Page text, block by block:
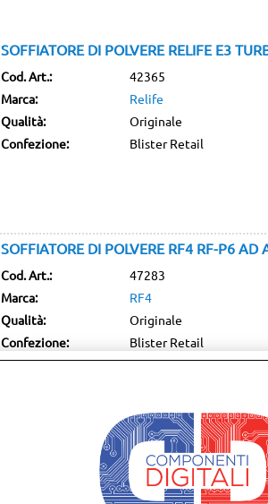
SOFFIATORE DI POLVERE RELIFE E3
Cod. Art.:
42365
Marca:
Relife
Qualità:
Originale
Confezione:
Blister Retail
SOFFIATORE DI POLVERE RF4 RF-P6 AD
Cod. Art.:
47283
Marca:
RF4
Qualità:
Originale
Confezione:
Blister Retail
SOFFIATORE DI POLVERE YCS 30M
44339